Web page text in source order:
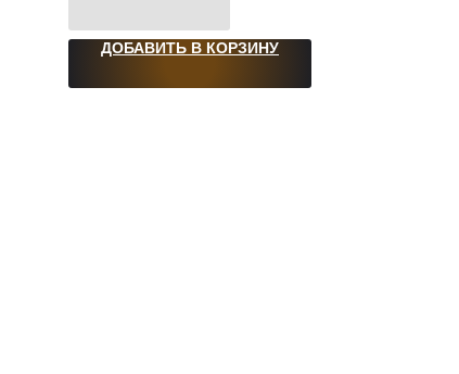
ДОБАВИТЬ В КОРЗИНУ